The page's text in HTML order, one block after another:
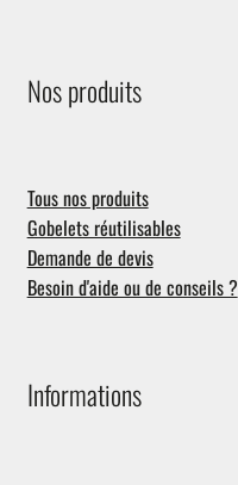
Nos produits
Tous nos produits
Gobelets réutilisables
Demande de devis
Besoin d'aide ou de conseils ?
Informations